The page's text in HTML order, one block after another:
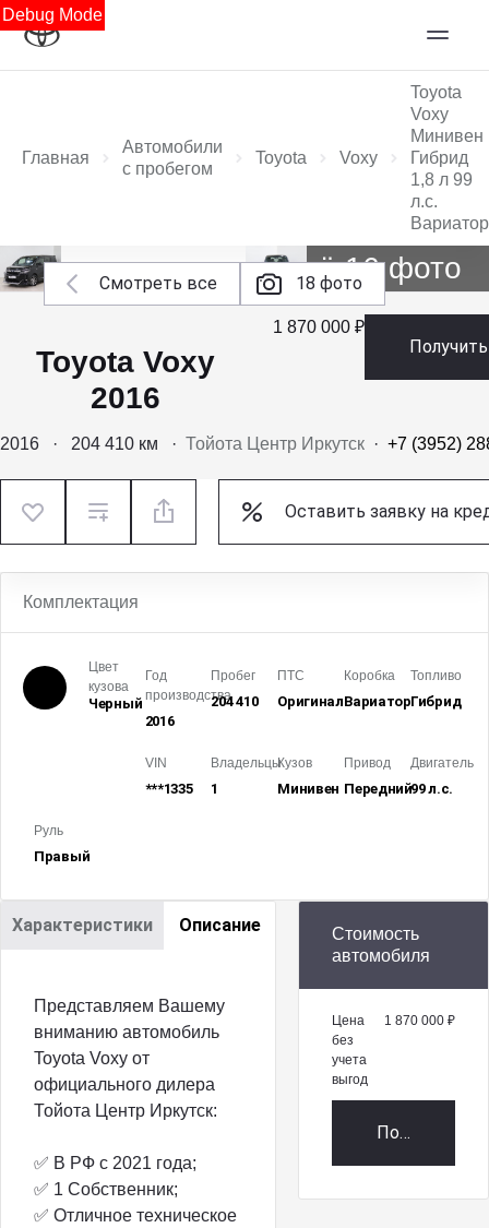
Debug Mode
Главная
Автомобили
с пробегом
Toyota Voxy
Toyota
Voxy
Минивен
Гибрид
1,8 л 99
л.с.
Вариатор
Смотреть все 18 фото
Ещё 16 фото
Toyota Voxy
2016
1 870 000 ₽
2016 · 204 410 км · Тойота Центр Иркутск · +7 (3952)
Оставить заявку на
Комплектация
Цвет
кузова
Черный
Год
производства
2016
Пробег
204 410
ПТС
Оригинал
Коробка
Вариатор
Топливо
Гибрид
VIN
***1335
Владельцы
1
Кузов
Минивен
Привод
Передний
Двигатель
99 л.с.
Руль
Правый
Характеристики Описание
Представляем Вашему
вниманию автомобиль
Toyota Voxy от
официального дилера
Тойота Центр Иркутск:
✅ В РФ с 2021 года;
✅ 1 Собственник;
✅ Отличное техническое
Стоимость
автомобиля
Цена
без
учета
выгод
1 870 000 ₽
Получить